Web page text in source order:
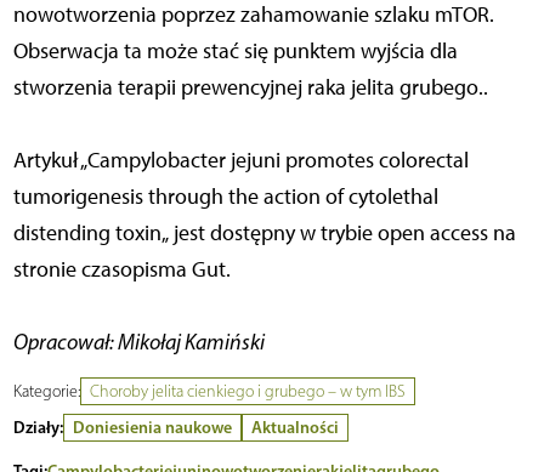
nowotworzenia poprzez zahamowanie szlaku mTOR.
Obserwacja ta może stać się punktem wyjścia dla
stworzenia terapii prewencyjnej raka jelita grubego..
Artykuł „Campylobacter jejuni promotes colorectal
tumorigenesis through the action of cytolethal
distending toxin„ jest dostępny w trybie open access na
stronie czasopisma Gut.
Opracował: Mikołaj Kamiński
Kategorie: Choroby jelita cienkiego i grubego – w tym IBS
Działy: Doniesienia naukowe
Aktualności